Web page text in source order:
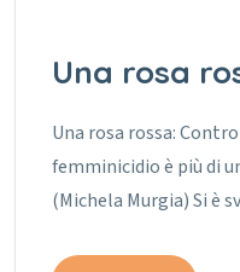
Una rosa
Una rosa rossa:
femminicidio è più di
(Michela Murgia) Si è